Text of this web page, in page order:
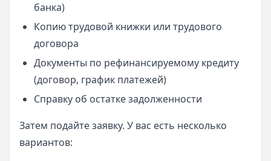
банка)
Копию трудовой книжки или трудового
договора
Документы по рефинансируемому кредиту
(договор, график платежей)
Справку об остатке задолженности
Затем подайте заявку. У вас есть несколько
вариантов: